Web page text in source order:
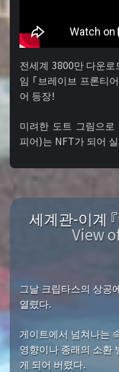
전세계 3800만 다운
임 「브레이브 프론티
어 등장!
미려한 도트 그림으
피어)는 NFT가 되어 실
세계관-이계
View
그날 크립타스의 상공
열렸다.
게이트에서 넘쳐나는
영향이나 종래의 소환
게 되어 버렸다.